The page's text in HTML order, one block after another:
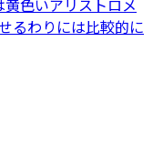
るわりには比較的に